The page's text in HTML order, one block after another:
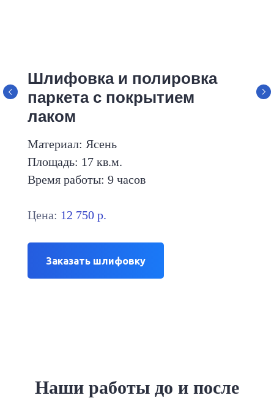
Шлифовка и полировка
паркета с покрытием
лаком
Материал: Ясень
Площадь: 17 кв.м.
Время работы: 9 часов
Цена: 12 750 р.
Заказать шлифовку
Наши работы до и после